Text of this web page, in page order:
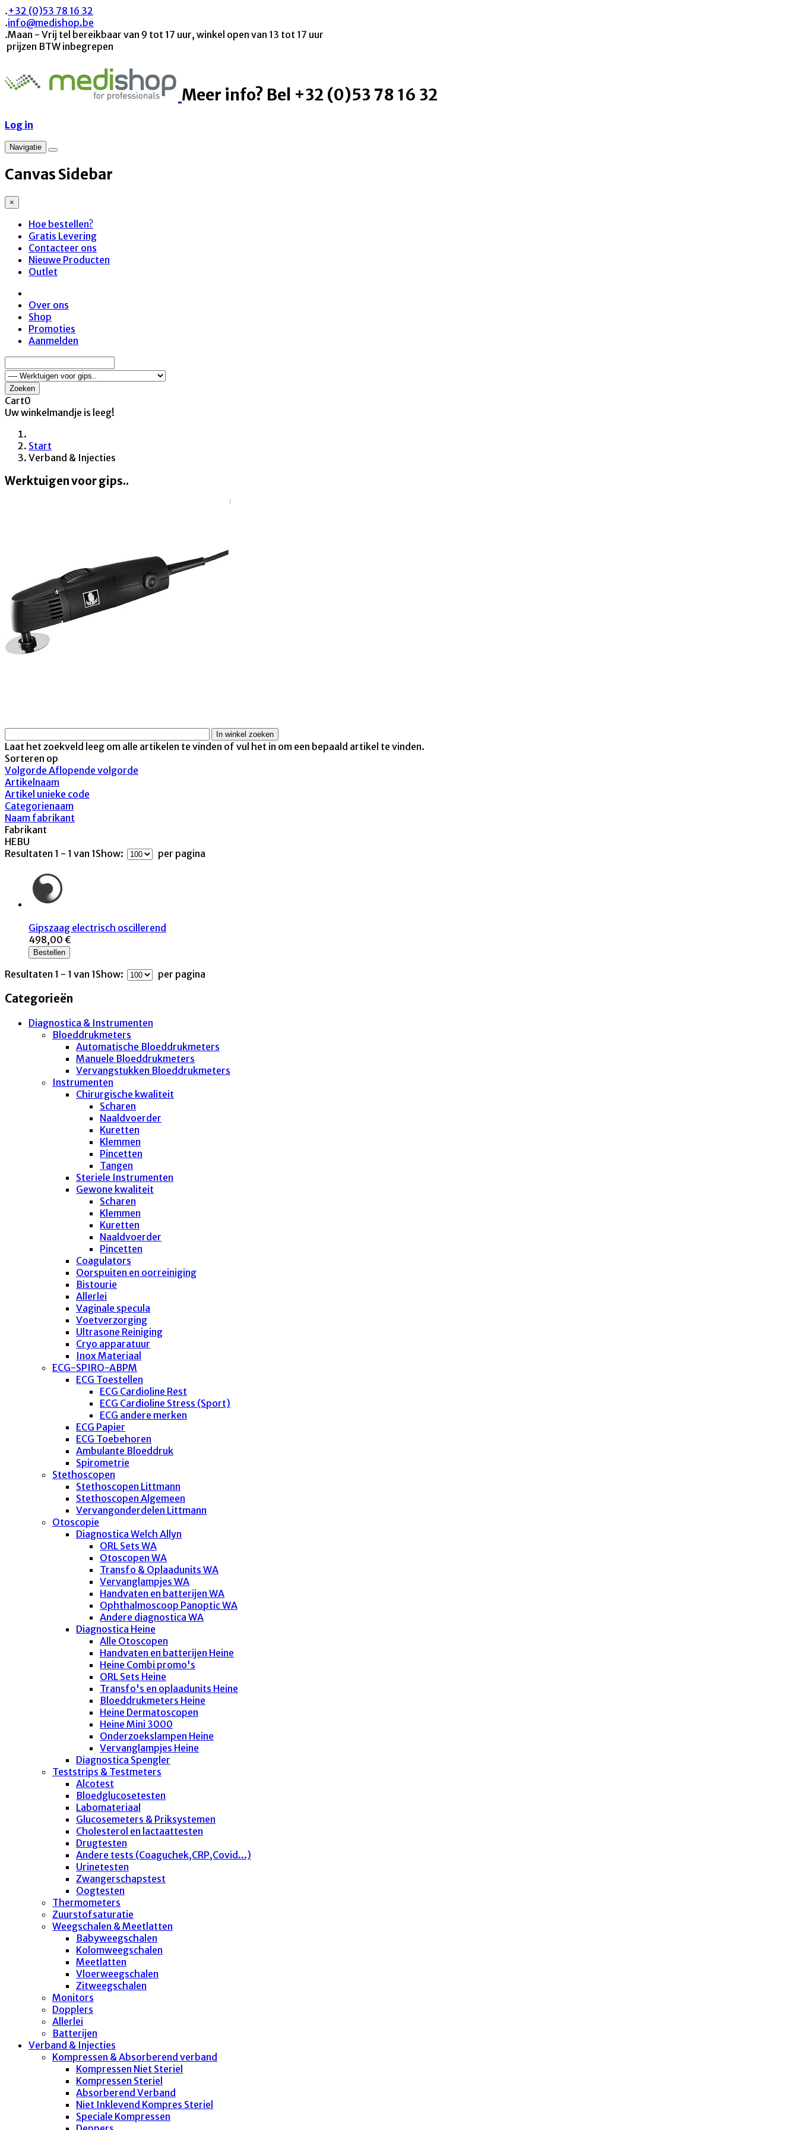
.+32 (0)53 78 16 32
.info@medishop.be
.Maan - Vrij tel bereikbaar van 9 tot 17 uur, winkel open van 13 tot 17 uur
prijzen BTW inbegrepen
Meer info? Bel +32 (0)53 78 16 32
Log in
Navigatie
Canvas Sidebar
×
Hoe bestellen?
Gratis Levering
Contacteer ons
Nieuwe Producten
Outlet
Over ons
Shop
Promoties
Aanmelden
Zoeken
Cart0
Uw winkelmandje is leeg!
Start
Verband & Injecties
Werktuigen voor gips..
Laat het zoekveld leeg om alle artikelen te vinden of vul het in om een bepaald artikel te vinden.
Sorteren op
Volgorde Aflopende volgorde
Artikelnaam
Artikel unieke code
Categorienaam
Naam fabrikant
Fabrikant
HEBU
Resultaten 1 - 1 van 1Show: per pagina
Gipszaag electrisch oscillerend
498,00 €
Bestellen
Resultaten 1 - 1 van 1Show: per pagina
Categorieën
Diagnostica & Instrumenten
Bloeddrukmeters
Automatische Bloeddrukmeters
Manuele Bloeddrukmeters
Vervangstukken Bloeddrukmeters
Instrumenten
Chirurgische kwaliteit
Scharen
Naaldvoerder
Kuretten
Klemmen
Pincetten
Tangen
Steriele Instrumenten
Gewone kwaliteit
Scharen
Klemmen
Kuretten
Naaldvoerder
Pincetten
Coagulators
Oorspuiten en oorreiniging
Bistourie
Allerlei
Vaginale specula
Voetverzorging
Ultrasone Reiniging
Cryo apparatuur
Inox Materiaal
ECG-SPIRO-ABPM
ECG Toestellen
ECG Cardioline Rest
ECG Cardioline Stress (Sport)
ECG andere merken
ECG Papier
ECG Toebehoren
Ambulante Bloeddruk
Spirometrie
Stethoscopen
Stethoscopen Littmann
Stethoscopen Algemeen
Vervangonderdelen Littmann
Otoscopie
Diagnostica Welch Allyn
ORL Sets WA
Otoscopen WA
Transfo & Oplaadunits WA
Vervanglampjes WA
Handvaten en batterijen WA
Ophthalmoscoop Panoptic WA
Andere diagnostica WA
Diagnostica Heine
Alle Otoscopen
Handvaten en batterijen Heine
Heine Combi promo's
ORL Sets Heine
Transfo's en oplaadunits Heine
Bloeddrukmeters Heine
Heine Dermatoscopen
Heine Mini 3000
Onderzoekslampen Heine
Vervanglampjes Heine
Diagnostica Spengler
Teststrips & Testmeters
Alcotest
Bloedglucosetesten
Labomateriaal
Glucosemeters & Priksystemen
Cholesterol en lactaattesten
Drugtesten
Andere tests (Coaguchek,CRP,Covid...)
Urinetesten
Zwangerschapstest
Oogtesten
Thermometers
Zuurstofsaturatie
Weegschalen & Meetlatten
Babyweegschalen
Kolomweegschalen
Meetlatten
Vloerweegschalen
Zitweegschalen
Monitors
Dopplers
Allerlei
Batterijen
Verband & Injecties
Kompressen & Absorberend verband
Kompressen Niet Steriel
Kompressen Steriel
Absorberend Verband
Niet Inklevend Kompres Steriel
Speciale Kompressen